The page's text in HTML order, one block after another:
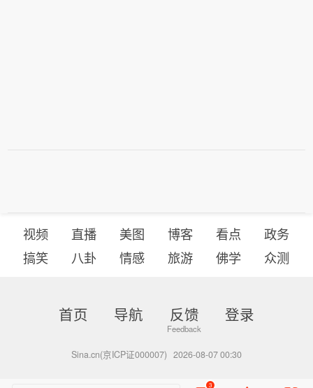
视频 直播 美图 博客 看点
政务
搞笑
八卦 情感 旅游 佛学 众测
首页 导航 反馈 登录
Sina.cn(京ICP证000007) 2026-08-07 00:30
3